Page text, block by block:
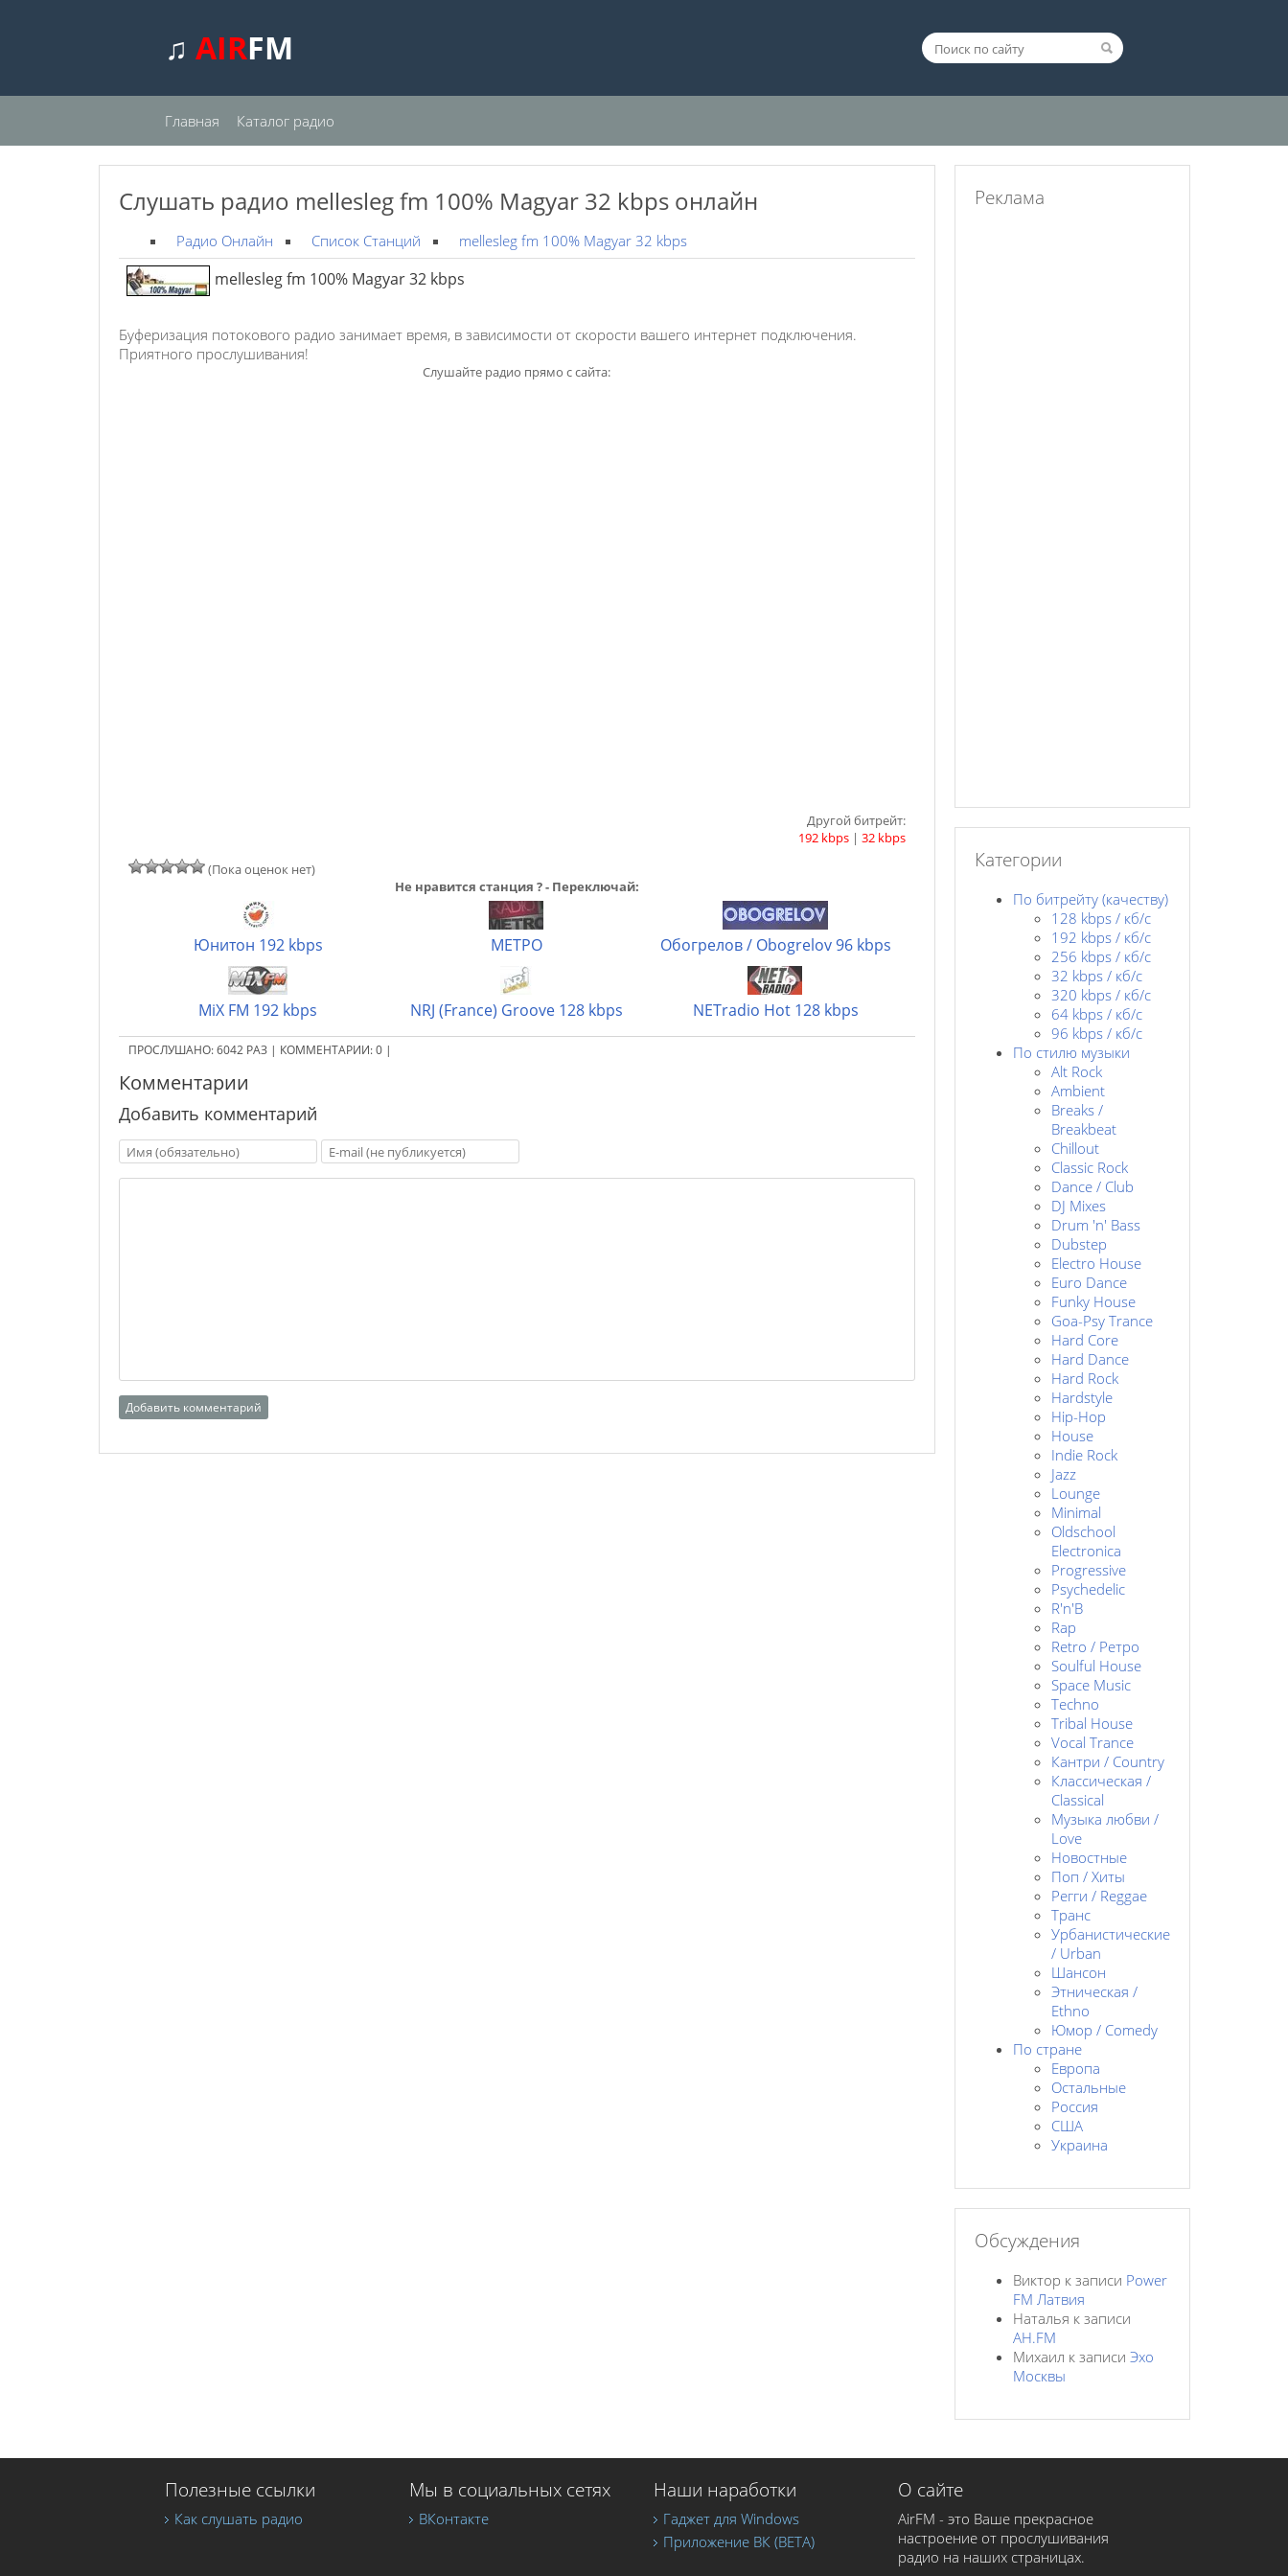
♫ AIRFM
Главная Каталог радио
Слушать радио mellesleg fm 100% Magyar 32 kbps онлайн
Радио Онлайн Список Станций mellesleg fm 100% Magyar 32 kbps
mellesleg fm 100% Magyar 32 kbps
Буферизация потокового радио занимает время, в зависимости от скорости вашего интернет подключения.
Приятного прослушивания!
Слушайте радио прямо с сайта:
Другой битрейт:
192 kbps| 32 kbps
(Пока оценок нет)
Не нравится станция ? - Переключай:
Юнитон 192 kbps МЕТРО Обогрелов / Obogrelov 96 kbps
MiX FM 192 kbps NRJ (France) Groove 128 kbps NETradio Hot 128 kbps
ПРОСЛУШАНО:6042РАЗ | КОММЕНТАРИИ:0 |
Комментарии
Добавить комментарий
Реклама
Категории
По битрейту (качеству)
128 kbps / кб/c
192 kbps / кб/c
256 kbps / кб/с
32 kbps / кб/c
320 kbps / кб/с
64 kbps / кб/c
96 kbps / кб/c
По стилю музыки
Alt Rock
Ambient
Breaks /
Breakbeat
Chillout
Classic Rock
Dance / Club
DJ Mixes
Drum 'n' Bass
Dubstep
Electro House
Euro Dance
Funky House
Goa-Psy Trance
Hard Core
Hard Dance
Hard Rock
Hardstyle
Hip-Hop
House
Indie Rock
Jazz
Lounge
Minimal
Oldschool
Electronica
Progressive
Psychedelic
R'n'B
Rap
Retro / Ретро
Soulful House
Space Music
Techno
Tribal House
Vocal Trance
Кантри / Country
Классическая /
Classical
Музыка любви /
Love
Новостные
Поп / Хиты
Регги / Reggae
Транс
Урбанистические
/ Urban
Шансон
Этническая /
Ethno
Юмор / Comedy
По стране
Европа
Остальные
Россия
США
Украина
Обсуждения
Виктор к записи Power
FM Латвия
Наталья к записи
AH.FM
Михаил к записи Эхо
Москвы
Полезные ссылки
Как слушать радио
Мы в социальных сетях
ВКонтакте
Наши наработки
Гаджет для Windows
Приложение ВК (BETA)
О сайте
AirFM - это Ваше прекрасное
настроение от прослушивания
радио на наших страницах.